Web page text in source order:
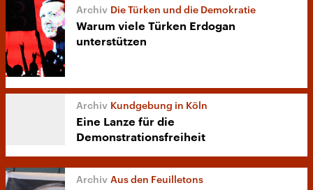
Die Türken und die Demokratie
Warum viele Türken Erdogan
unterstützen
Kundgebung in Köln
Eine Lanze für die
Demonstrationsfreiheit
Aus den Feuilletons